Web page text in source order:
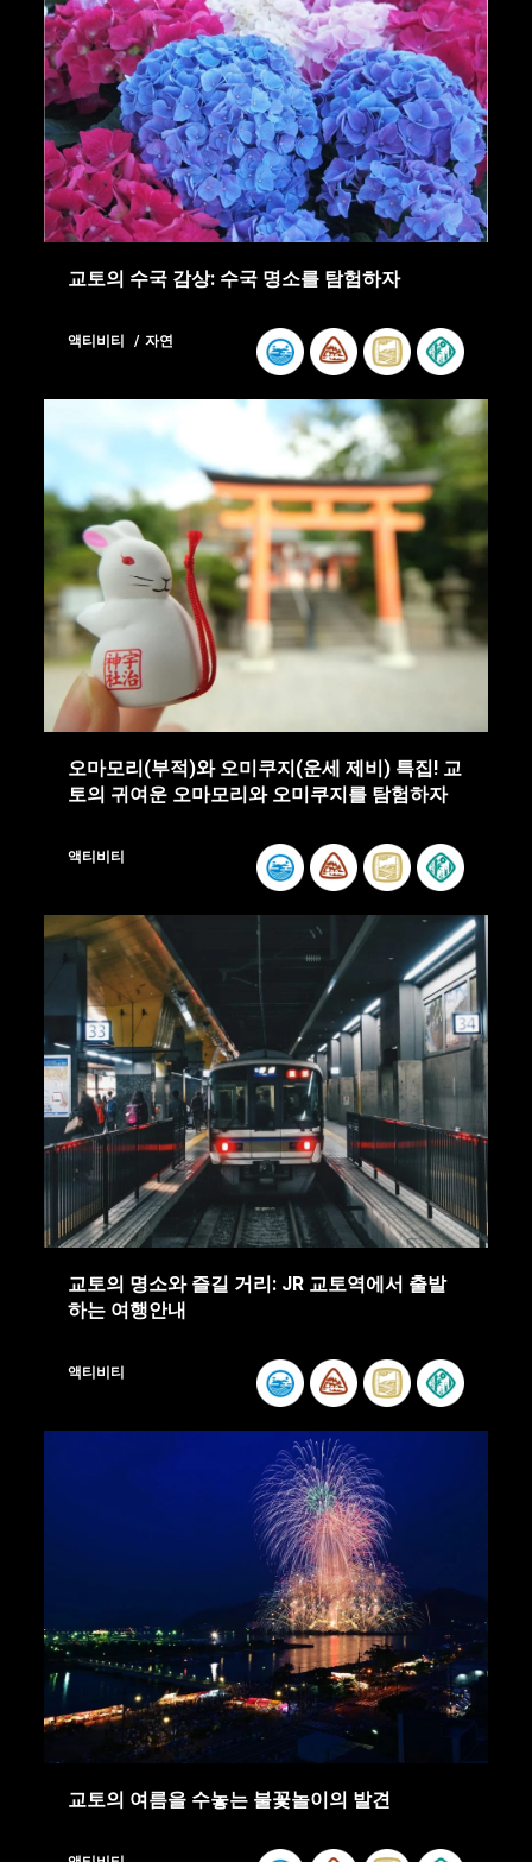
교토의 수국 감상: 수국 명소를 탐험하자
액티비티 자연
오마모리(부적)와 오미쿠지(운세 제비) 특집! 교
토의 귀여운 오마모리와 오미쿠지를 탐험하자
액티비티
교토의 명소와 즐길 거리: JR 교토역에서 출발
하는 여행안내
액티비티
교토의 여름을 수놓는 불꽃놀이의 발견